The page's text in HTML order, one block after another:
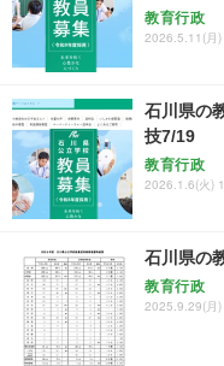
教育行政
2026.5.11(月
石川県の
技7/19
教育行政
2026.1.6(火)
石川県の
教育行政
2025.9.29(月